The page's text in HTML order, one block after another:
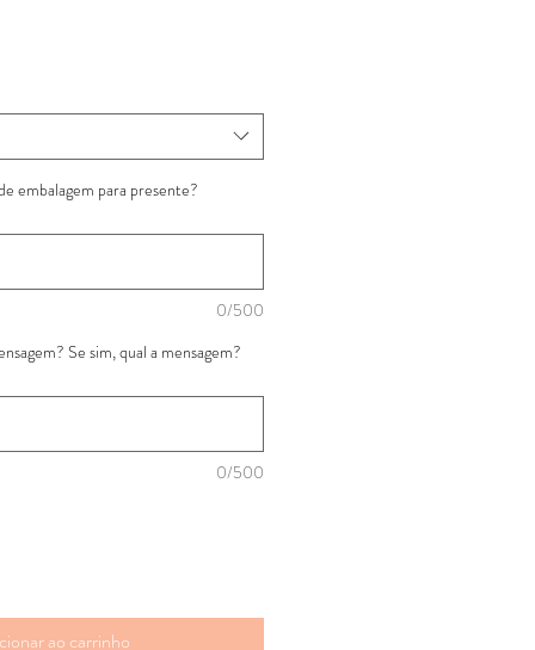
embalagem para presente?
0/500
Se sim, qual a mensagem?
0/500
ao carrinho